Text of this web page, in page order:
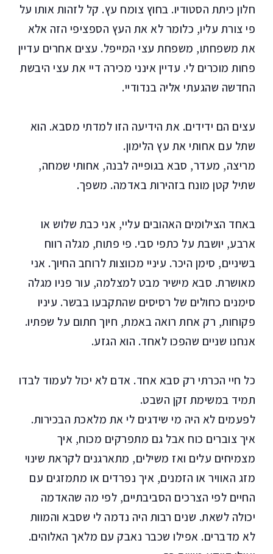
חלון כיתת הסטודיו. בחוץ צומח עץ. קל לזהות אותו על
פי צורת עליו, כלומר לא את העץ הספציפי הזה אלא
את משפחתו, משפחת עצי המייפל. עצים אחרים עדיין
פחות מוכרים לי. עדיין אינני מכירה דיי את עצי היבשת
החדשה שהגעתי אליה בנדודיי.
עצים הם ידידים. את הידיעה הזו למדתי מסבא. הוא
שתל עם אחותי את עץ הלימון.
מריצה, מעדר, סבא בגופייה לבנה, אחותי שמחה,
שתיל קטן מונח בזהירות באדמה. משפך.
באחד הצילומים האהובים עליי, אני כבת שלוש או
ארבע, יושבת על כתפי סבי. פי פתוח, מגלה רווח
בשיניים, סימן היכר. עיניי מכווצות לרוחב החיוך. אני
מאושרת. סבא מישיר מבט למצלמה, עור פניו מגלה
סימנים כחולים של רסיסים שהתקבעו בבשר. עיניו
פקוחות, רק אחת רואה באמת, חיוך חתום על שפתיו.
אנחנו שניים שהפכו לאחד. הוא הגזע.
כל חיי הכרתי רק סבא אחד. אדם לא יכול לעמוד לבדו
תמיד במשימת זקן השבט.
לפעמים לא היה מי שידגים לי את מלאכת הבכירות.
איך צוברים כוח אבל גם מתפרקים מכוח, איך
מצמיחים עלים ואז משילים, מתארגנים לקראת שינוי
מזג האוויר או הזמנים, איך נפרדים או מתמזגים עם
החיים לפי הצרכים הסביבתיים, לפי מה שהאדמה
יכולה לשאת. שנים רבות היה נדמה לי שסבא והמוות
לא מדברים. אפילו שכבר נאבק עם מלאך האלוהים.